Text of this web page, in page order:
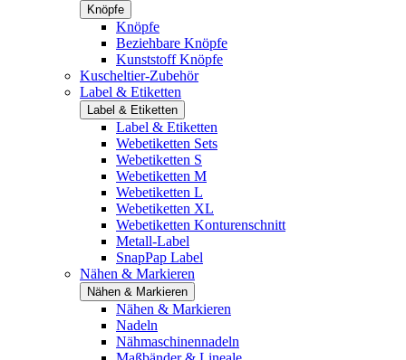
Knöpfe
Knöpfe
Beziehbare Knöpfe
Kunststoff Knöpfe
Kuscheltier-Zubehör
Label & Etiketten
Label & Etiketten
Label & Etiketten
Webetiketten Sets
Webetiketten S
Webetiketten M
Webetiketten L
Webetiketten XL
Webetiketten Konturenschnitt
Metall-Label
SnapPap Label
Nähen & Markieren
Nähen & Markieren
Nähen & Markieren
Nadeln
Nähmaschinennadeln